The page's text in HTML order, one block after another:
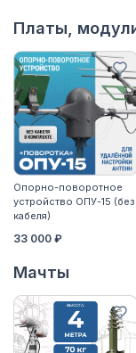
Платы,
Опорно-поворотное
устройство ОПУ-15 (без
кабеля)
33 000 ₽
Мачты